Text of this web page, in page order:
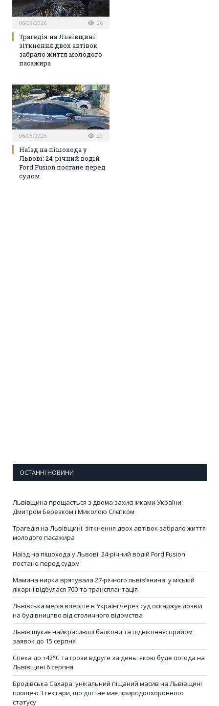
06/08/2026 26
Трагедія на Львівщині:
зіткнення двох автівок
забрало життя молодого
пасажира
06/08/2026 29
Наїзд на пішохода у
Львові: 24-річний водій
Ford Fusion постане перед
судом
ОСТАННІ НОВИНИ
Львівщина прощається з двома захисниками України:
Дмитром Березком і Миколою Слєпком
Трагедія на Львівщині: зіткнення двох автівок забрало життя
молодого пасажира
Наїзд на пішохода у Львові: 24-річний водій Ford Fusion
постане перед судом
Мамина нирка врятувала 27-річного львів’янина: у міській
лікарні відбулася 700-та трансплантація
Львівська мерія вперше в Україні через суд оскаржує дозвіл
на будівництво від столичного відомства
Львів шукає найкрасивіші балкони та підвіконня: прийом
заявок до 15 серпня
Спека до +42°C та грози вдруге за день: якою буде погода на
Львівщині 6 серпня
Бродівська Сахара: унікальний піщаний масив на Львівщині
площею 3 гектари, що досі не має природоохоронного
статусу